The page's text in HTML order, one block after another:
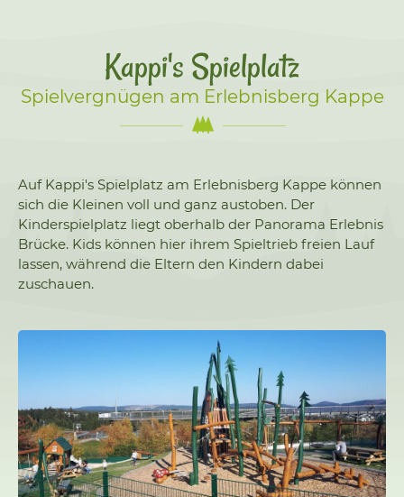
Kappi's Spielplatz
Spielvergnügen am Erlebnisberg Kappe
Auf Kappi's Spielplatz am Erlebnisberg Kappe können
sich die Kleinen voll und ganz austoben. Der
Kinderspielplatz liegt oberhalb der Panorama Erlebnis
Brücke. Kids können hier ihrem Spieltrieb freien Lauf
lassen, während die Eltern den Kindern dabei
zuschauen.